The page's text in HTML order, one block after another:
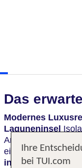
Das
Modernes
Laguneninsel
Architektenbüro
einer idyllischen
informellen Luxus
Ihre
bei TUI.com